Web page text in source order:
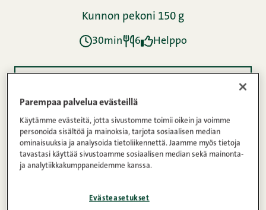
Kunnon pekoni 150 g
30min 6 Helppo
Ohje
Parempaa palvelua evästeillä
Käytämme evästeitä, jotta sivustomme toimii oikein ja voimme
personoida sisältöä ja mainoksia, tarjota sosiaalisen median
ominaisuuksia ja analysoida tietoliikennettä. Jaamme myös tietoja
tavastasi käyttää sivustoamme sosiaalisen median sekä mainonta-
ja analytiikkakumppaneidemme kanssa.
Evästeasetukset